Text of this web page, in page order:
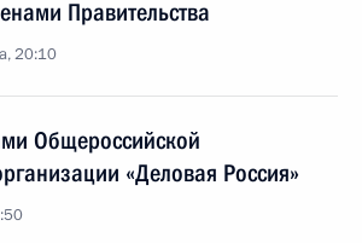
Правительства
20:10
Общероссийской
«Деловая Россия»